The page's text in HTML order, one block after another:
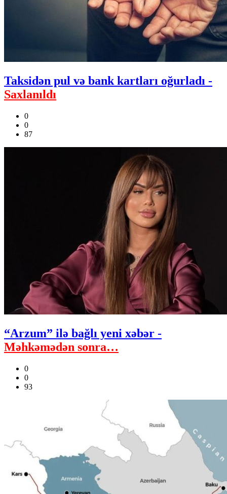
Taksidən pul və bank kartları oğurladı -
Saxlanıldı
0
0
87
“Arzum” ilə bağlı yeni xəbər -
Məhkəmədən sonra…
0
0
93